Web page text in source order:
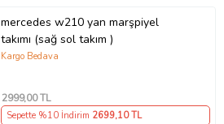
mercedes w210 yan marşpiyel
takımı (sağ sol takım )
Kargo Bedava
2999,00 TL
Sepette %10 İndirim 2699,10 TL